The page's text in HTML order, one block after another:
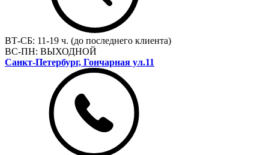
ВТ-СБ: 11-19 ч. (до последнего клиента)
ВС-ПН: ВЫХОДНОЙ
Санкт-Петербург, Гончарная ул.11